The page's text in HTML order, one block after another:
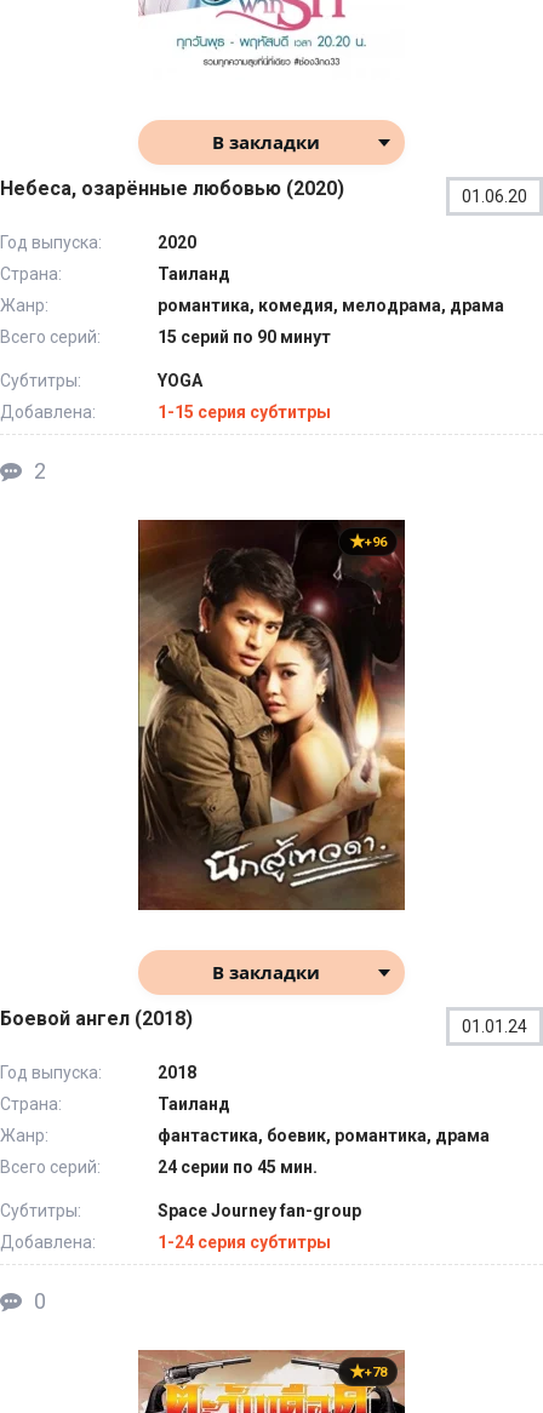
В закладки
Небеса, озарённые любовью (2020) 01.06.20
Год выпуска:
2020
Страна:
Таиланд
Жанр:
романтика, комедия, мелодрама, драма
Всего серий:
15 серий по 90 минут
Субтитры:
YOGA
Добавлена:
1-15 серия субтитры
2
+96
В закладки
Боевой ангел (2018) 01.01.24
Год выпуска:
2018
Страна:
Таиланд
Жанр:
фантастика, боевик, романтика, драма
Всего серий:
24 серии по 45 мин.
Субтитры:
Space Journey fan-group
Добавлена:
1-24 серия субтитры
0
+78